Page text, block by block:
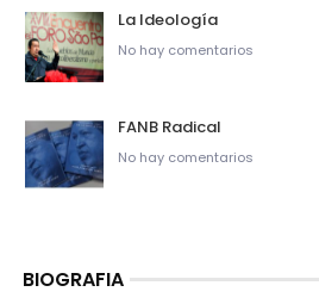
La Ideología
No hay comentarios
FANB Radical
No hay comentarios
BIOGRAFIA